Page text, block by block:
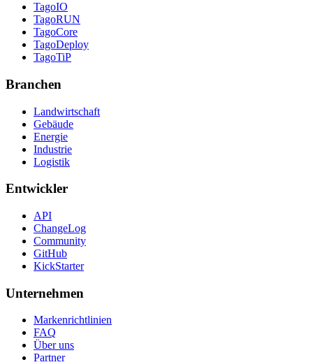
TagoIO
TagoRUN
TagoCore
TagoDeploy
TagoTiP
Branchen
Landwirtschaft
Gebäude
Energie
Industrie
Logistik
Entwickler
API
ChangeLog
Community
GitHub
KickStarter
Unternehmen
Markenrichtlinien
FAQ
Über uns
Partner